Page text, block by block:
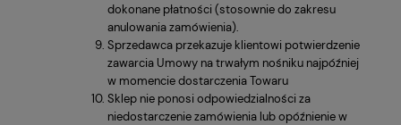
dokonane płatności (stosownie do zakresu
anulowania zamówienia).
Sprzedawca przekazuje klientowi potwierdzenie
zawarcia Umowy na trwałym nośniku najpóźniej
w momencie dostarczenia Towaru
Sklep nie ponosi odpowiedzialności za
niedostarczenie zamówienia lub opóźnienie w